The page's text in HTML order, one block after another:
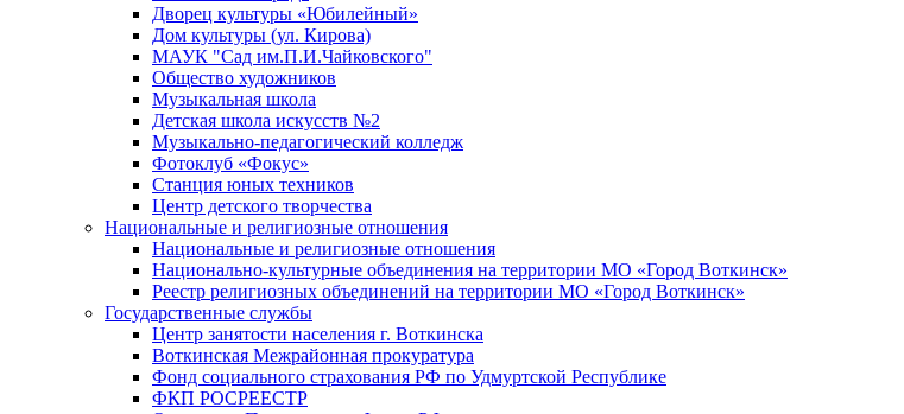
Дворец культуры «Юбилейный»
Дом культуры (ул. Кирова)
МАУК "Сад им.П.И.Чайковского"
Общество художников
Музыкальная школа
Детская школа искусств №2
Музыкально-педагогический колледж
Фотоклуб «Фокус»
Станция юных техников
Центр детского творчества
Национальные и религиозные отношения
Национальные и религиозные отношения
Национально-культурные объединения на территории МО «Город Воткинск»
Реестр религиозных объединений на территории МО «Город Воткинск»
Государственные службы
Центр занятости населения г. Воткинска
Воткинская Межрайонная прокуратура
Фонд социального страхования РФ по Удмуртской Республике
ФКП РОСРЕЕСТР